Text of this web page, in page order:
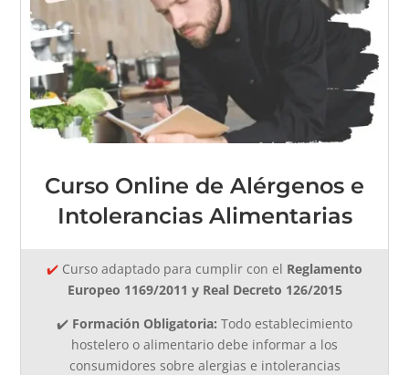
Curso Online de Alérgenos e
Intolerancias Alimentarias
✔️ Curso adaptado para cumplir con el Reglamento
Europeo 1169/2011 y Real Decreto 126/2015
✔️ Formación Obligatoria: Todo establecimiento
hostelero o alimentario debe informar a los
consumidores sobre alergias e intolerancias